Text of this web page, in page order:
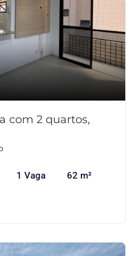
com 2 quartos,
1 Vaga 62 m²